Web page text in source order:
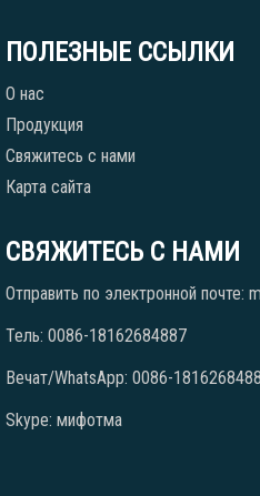
ПОЛЕЗНЫЕ ССЫЛКИ
О нас
Продукция
Свяжитесь с нами
Карта сайта
СВЯЖИТЕСЬ С НАМИ
Отправить по электронной почте:
Тель: 0086-18162684887
Вечат/WhatsApp: 0086-
Skype: мифотма